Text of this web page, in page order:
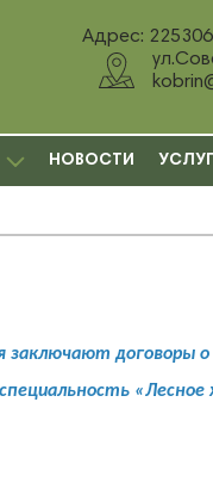
Адрес:
НОВОСТИ
договоры